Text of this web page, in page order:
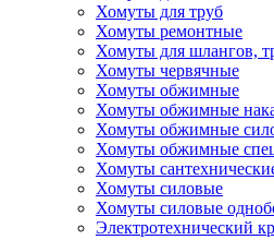
Хомуты для труб
Хомуты ремонтные
Хомуты для шлангов,
Хомуты червячные
Хомуты обжимные
Хомуты обжимные
Хомуты обжимные
Хомуты обжимные
Хомуты
Хомуты силовые
Хомуты силовые
Электротехнический